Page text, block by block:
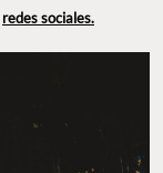
redes sociales.